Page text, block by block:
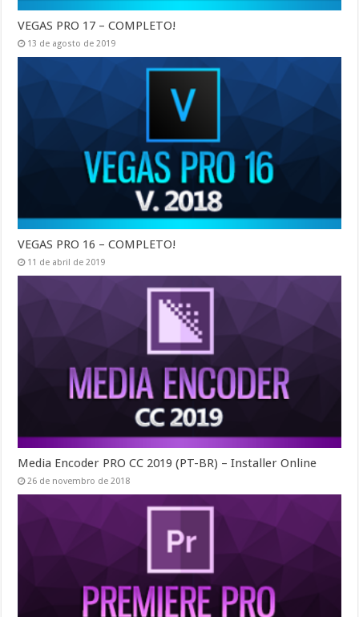
VEGAS PRO 17 – COMPLETO!
13 de agosto de 2019
VEGAS PRO 16 – COMPLETO!
11 de abril de 2019
Media Encoder PRO CC 2019 (PT-BR) – Installer Online
26 de novembro de 2018